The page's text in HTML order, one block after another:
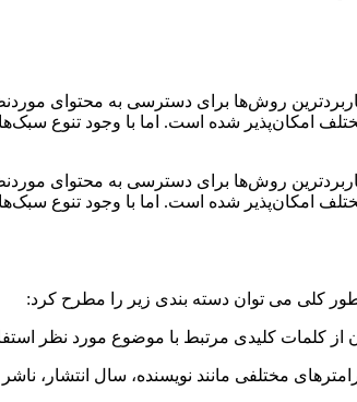
روش‌ها برای دسترسی به محتوای
امکان‌پذیر شده است. اما با وجود تنوع
روش‌ها برای دسترسی به محتوای
امکان‌پذیر شده است. اما با وجود تنوع
کلی می توان دسته بندی زیر را مطرح کرد:
کلمات کلیدی مرتبط با موضوع مورد نظر
مختلفی مانند نویسنده، سال انتشار،